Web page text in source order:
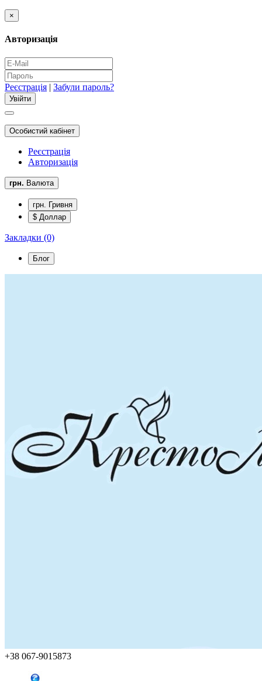
×
Авторизація
Реєстрація | Забули пароль?
Особистий кабінет
Реєстрація
Авторизація
грн. Валюта
грн. Гривня
$ Доллар
Закладки (0)
Блог
+38 067-9015873